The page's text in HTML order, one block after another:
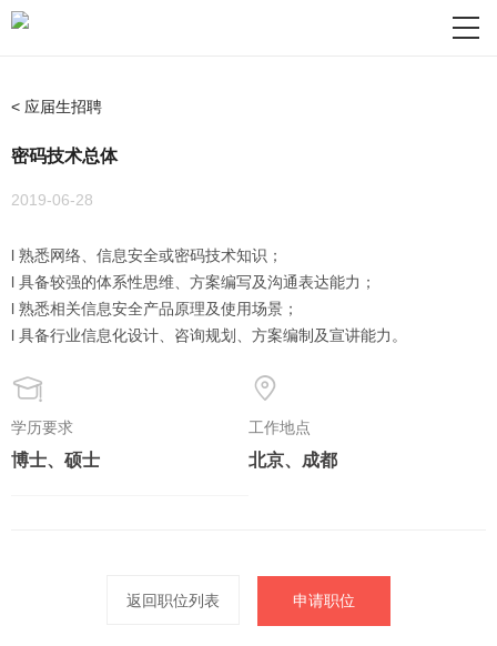
< 应届生招聘
密码技术总体
2019-06-28
l 熟悉网络、信息安全或密码技术知识；
l 具备较强的体系性思维、方案编写及沟通表达能力；
l 熟悉相关信息安全产品原理及使用场景；
l 具备行业信息化设计、咨询规划、方案编制及宣讲能力。
学历要求
博士、硕士
工作地点
北京、成都
返回职位列表 申请职位